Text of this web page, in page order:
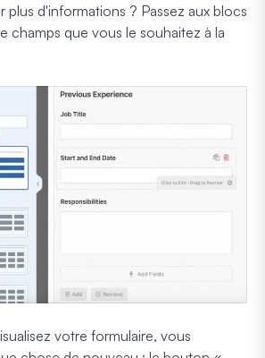
plus d'informations ? Passez aux blocs
champs que vous le souhaitez à la
votre formulaire, vous